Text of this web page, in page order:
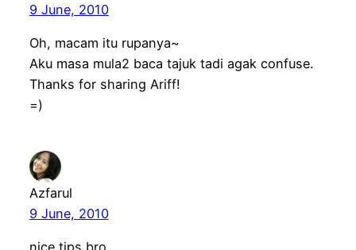
9 June, 2010
Oh, macam itu rupanya~
Aku masa mula2 baca tajuk tadi agak confuse.
Thanks for sharing Ariff!
=)
Azfarul
9 June, 2010